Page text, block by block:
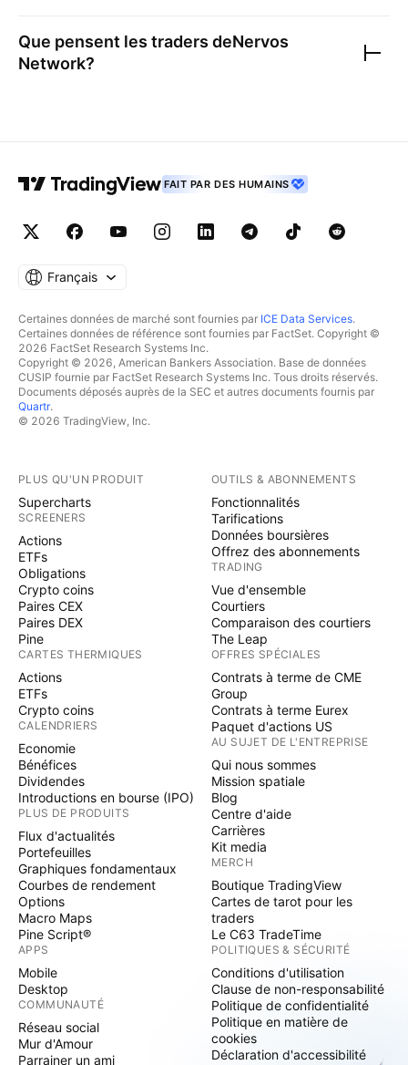
Que pensent les traders deNervos
Network?
FAIT PAR DES HUMAINS
Français
Certaines données de marché sont fournies par ICE Data Services.
Certaines données de référence sont fournies par FactSet. Copyright ©
2026 FactSet Research Systems Inc.
Copyright © 2026, American Bankers Association. Base de données
CUSIP fournie par FactSet Research Systems Inc. Tous droits réservés.
Documents déposés auprès de la SEC et autres documents fournis par
Quartr.
© 2026 TradingView, Inc.
PLUS QU'UN PRODUIT
Supercharts
SCREENERS
Actions
ETFs
Obligations
Crypto coins
Paires CEX
Paires DEX
Pine
CARTES THERMIQUES
Actions
ETFs
Crypto coins
CALENDRIERS
Economie
Bénéfices
Dividendes
Introductions en bourse (IPO)
PLUS DE PRODUITS
Flux d'actualités
Portefeuilles
Graphiques fondamentaux
Courbes de rendement
Options
Macro Maps
Pine Script®
APPS
Mobile
Desktop
COMMUNAUTÉ
Réseau social
Mur d'Amour
Parrainer un ami
OUTILS & ABONNEMENTS
Fonctionnalités
Tarifications
Données boursières
Offrez des abonnements
TRADING
Vue d'ensemble
Courtiers
Comparaison des courtiers
The Leap
OFFRES SPÉCIALES
Contrats à terme de CME
Group
Contrats à terme Eurex
Paquet d'actions US
AU SUJET DE L'ENTREPRISE
Qui nous sommes
Mission spatiale
Blog
Centre d'aide
Carrières
Kit media
MERCH
Boutique TradingView
Cartes de tarot pour les
traders
Le C63 TradeTime
POLITIQUES & SÉCURITÉ
Conditions d'utilisation
Clause de non-responsabilité
Politique de confidentialité
Politique en matière de
cookies
Déclaration d'accessibilité